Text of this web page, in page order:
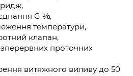
G ⅜,
температури,
клапан,
проточних
витяжного виливу до 50